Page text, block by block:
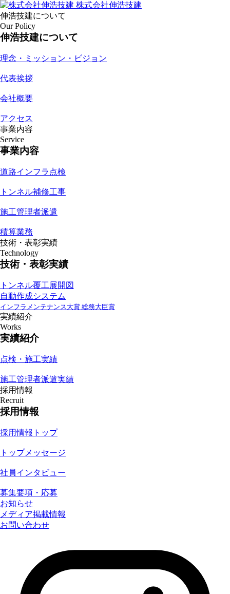
株式会社伸浩技建
伸浩技建について
Our Policy
伸浩技建について
理念・ミッション・ビジョン
代表挨拶
会社概要
アクセス
事業内容
Service
事業内容
道路インフラ点検
トンネル補修工事
施工管理者派遣
積算業務
技術・表彰実績
Technology
技術・表彰実績
トンネル覆工展開図
自動作成システム
インフラメンテナンス大賞 総務大臣賞
実績紹介
Works
実績紹介
点検・施工実績
施工管理者派遣実績
採用情報
Recruit
採用情報
採用情報トップ
トップメッセージ
社員インタビュー
募集要項・応募
お知らせ
メディア掲載情報
お問い合わせ